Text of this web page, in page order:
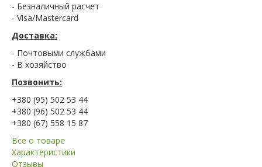
- Безналичный расчет
- Visa/Mastercard
Доставка:
- Почтовыми службами
- В хозяйство
Позвонить:
+380 (95) 502 53 44
+380 (96) 502 53 44
+380 (67) 558 15 87
Все о товаре
Характеристики
Отзывы